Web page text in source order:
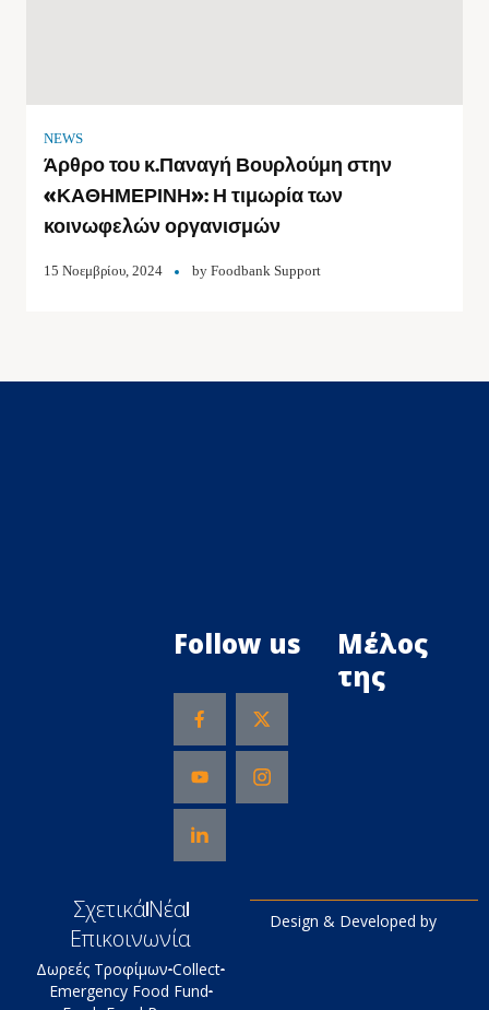
NEWS
Άρθρο του κ.Παναγή Βουρλούμη στην
«ΚΑΘΗΜΕΡΙΝΗ»: Η τιμωρία των
κοινωφελών οργανισμών
15 Νοεμβρίου, 2024 by Foodbank Support
Follow us
Μέλος
της
ΣχετικάΝέα
Επικοινωνία
Δωρεές Τροφίμων Collect
Emergency Food Fund
Design & Developed by